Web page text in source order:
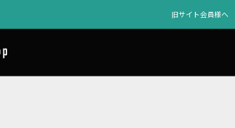
旧サイト会員様へ